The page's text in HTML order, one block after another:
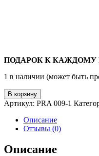
ПОДАРОК К КАЖДОМУ
1 в наличии (может быть
В корзину
Артикул: PRA 009-1
Описание
Отзывы (0)
Описание